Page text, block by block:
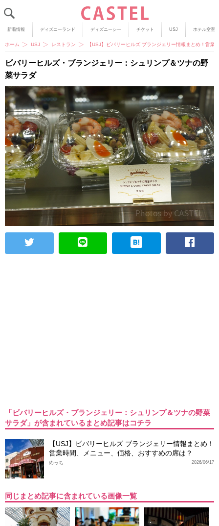
新着情報 ディズニーランド ディズニーシー チケット USJ ホテル空室
ホーム USJ レストラン 【USJ】ビバリーヒルズ ブランジェリー情報まとめ！営
ビバリーヒルズ・ブランジェリー：シュリンプ＆ツナの野
菜サラダ
「ビバリーヒルズ・ブランジェリー：シュリンプ＆ツナの野菜
サラダ」が含まれているまとめ記事はコチラ
【USJ】ビバリーヒルズ ブランジェリー情報まとめ！
営業時間、メニュー、価格、おすすめの席は？
2026/06/17
めっち
同じまとめ記事に含まれている画像一覧